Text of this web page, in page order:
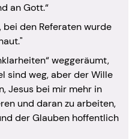
an Gott.“
bei den Referaten wurde
weggeräumt,
sind weg, aber der Wille
Jesus bei mir mehr in
und daran zu arbeiten,
der Glauben hoffentlich